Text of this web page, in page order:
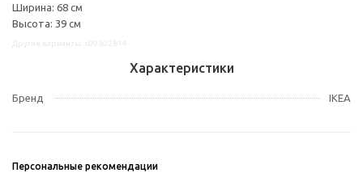
Ширина: 68 см
Высота: 39 см
Характеристики
Бренд IKEA
Персональные рекомендации